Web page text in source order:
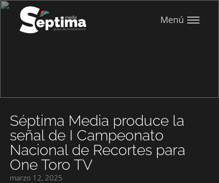
Séptima Media produce la
señal de I Campeonato
Nacional de Recortes para
One Toro TV
marzo 12, 2025
Menú